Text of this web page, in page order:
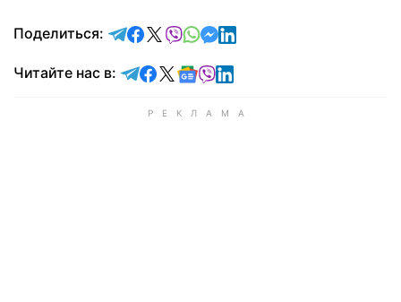
Поделиться: отправить в Telegram
поделиться в Facebook
поделиться в X
отправить в Viber
отправить в Whatsapp
отправить в Messenger
отправить в LinkedIn
Читайте нас в: Читайте в Telegram
Читайте в Facebook
Читайте в X
Читайте в Google news
Читайте в Viber
Читайте в LinkedIn